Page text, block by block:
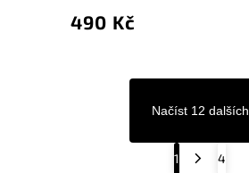
490 Kč
Načíst 12 dalších
1 4